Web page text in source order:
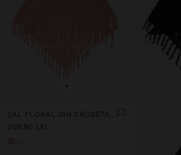
+
ȘAL FLORAL DIN CROȘETAT DE BUMBAC
209.90 LEI